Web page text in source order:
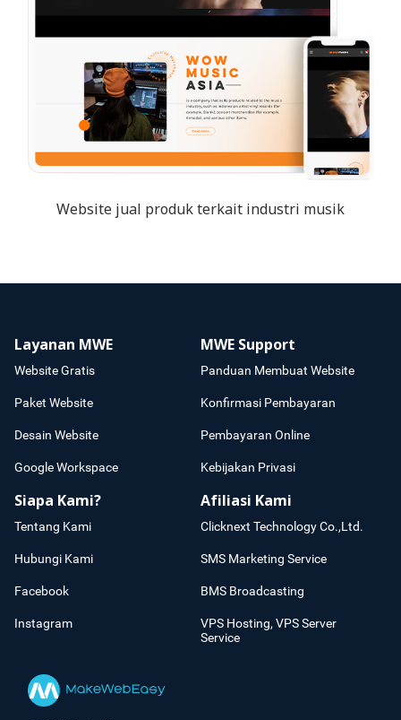
Website jual produk terkait industri musik
Layanan MWE
Website Gratis
Paket Website
Desain Website
Google Workspace
MWE Support
Panduan Membuat Website
Konfirmasi Pembayaran
Pembayaran Online
Kebijakan Privasi
Siapa Kami?
Tentang Kami
Hubungi Kami
Facebook
Instagram
Afiliasi Kami
Clicknext Technology Co.,Ltd.
SMS Marketing Service
BMS Broadcasting
VPS Hosting, VPS Server
Service